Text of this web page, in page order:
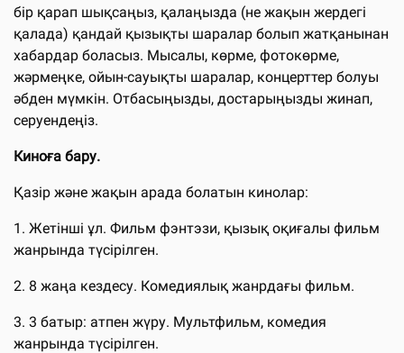
бір қарап шықсаңыз, қалаңызда (не жақын жердегі
қалада) қандай қызықты шаралар болып жатқанынан
хабардар боласыз. Мысалы, көрме, фотокөрме,
жәрмеңке, ойын-сауықты шаралар, концерттер болуы
әбден мүмкін. Отбасыңызды, достарыңызды жинап,
серуендеңіз.
Киноға бару.
Қазір және жақын арада болатын кинолар:
1. Жетінші ұл. Фильм фэнтэзи, қызық оқиғалы фильм
жанрында түсірілген.
2. 8 жаңа кездесу. Комедиялық жанрдағы фильм.
3. 3 батыр: атпен жүру. Мультфильм, комедия
жанрында түсірілген.